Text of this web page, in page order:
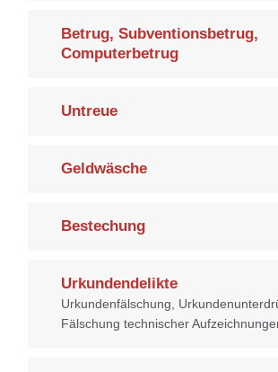
Betrug, Subventionsbetrug,
Computerbetrug
Untreue
Geldwäsche
Bestechung
Urkundendelikte
Urkundenfälschung,
Fälschung technischer